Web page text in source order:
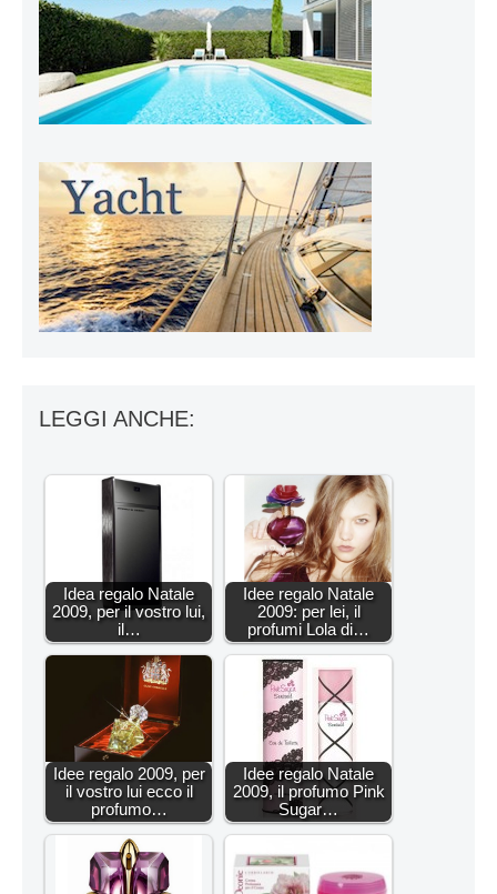
LEGGI ANCHE:
Idea regalo Natale
2009, per il vostro lui,
il…
Idee regalo Natale
2009: per lei, il
profumi Lola di…
Idee regalo 2009, per
il vostro lui ecco il
profumo…
Idee regalo Natale
2009, il profumo Pink
Sugar…